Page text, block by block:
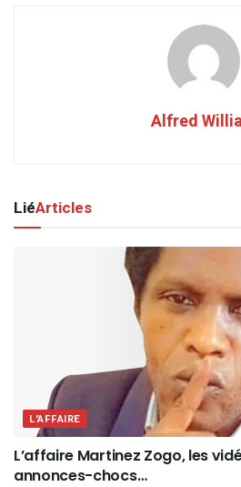
Alfred
LiéArticles
L'AFFAIRE
L’affaire Martinez Zogo, les
annonces-chocs…